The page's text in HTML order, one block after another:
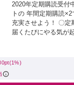
2020年定期購読受付
トの 年間定期購読
充実させよう！ 〇定
届くたびにやる気が
ーな記事が読める
レジデントノートは今